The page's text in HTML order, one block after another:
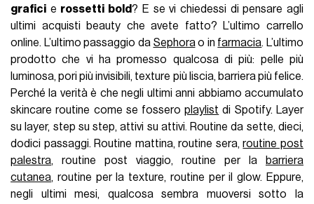
grafici e rossetti bold? E se vi chiedessi di pensare agli
ultimi acquisti beauty che avete fatto? L’ultimo carrello
online. L’ultimo passaggio da Sephorao in farmacia. L’ultimo
prodotto che vi ha promesso qualcosa di più: pelle più
luminosa, pori più invisibili, texture più liscia, barriera più felice.
Perché la verità è che negli ultimi anni abbiamo accumulato
skincare routine come se fosseroplaylist di Spotify. Layer
su layer, step su step, attivi su attivi. Routine da sette, dieci,
dodici passaggi. Routine mattina, routine sera,routine post
palestra, routine post viaggio, routine per la
barriera
cutanea, routine per la texture, routine per il glow. Eppure,
negli ultimi mesi, qualcosa sembra muoversi sotto la